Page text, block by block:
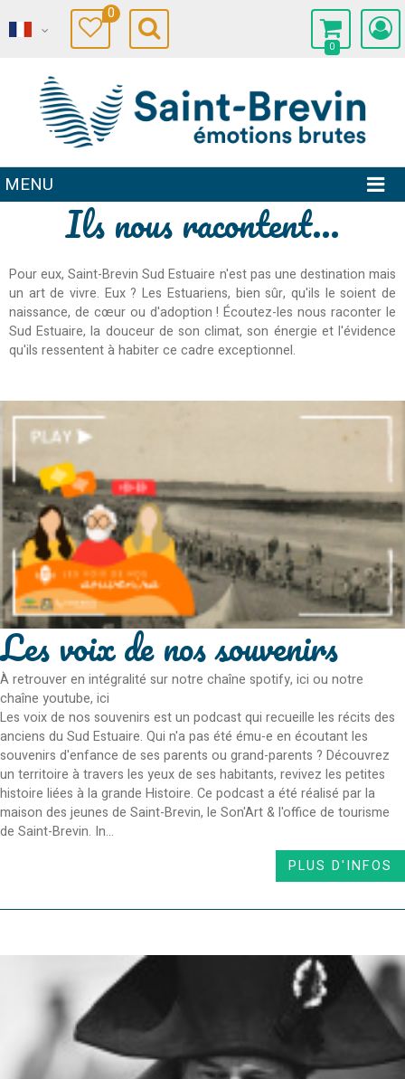
0
0
MENU
Ils nous racontent...
Pour eux, Saint-Brevin Sud Estuaire n'est pas une destination mais
un art de vivre. Eux ? Les Estuariens, bien sûr, qu'ils le soient de
naissance, de cœur ou d'adoption ! Écoutez-les nous raconter le
Sud Estuaire, la douceur de son climat, son énergie et l'évidence
qu'ils ressentent à habiter ce cadre exceptionnel.
Les voix de nos souvenirs
À retrouver en intégralité sur notre chaîne spotify, ici ou notre
chaîne youtube, ici
Les voix de nos souvenirs est un podcast qui recueille les récits des
anciens du Sud Estuaire. Qui n'a pas été ému-e en écoutant les
souvenirs d'enfance de ses parents ou grand-parents ? Découvrez
un territoire à travers les yeux de ses habitants, revivez les petites
histoire liées à la grande Histoire. Ce podcast a été réalisé par la
maison des jeunes de Saint-Brevin, le Son'Art & l'office de tourisme
de Saint-Brevin. In...
PLUS D'INFOS